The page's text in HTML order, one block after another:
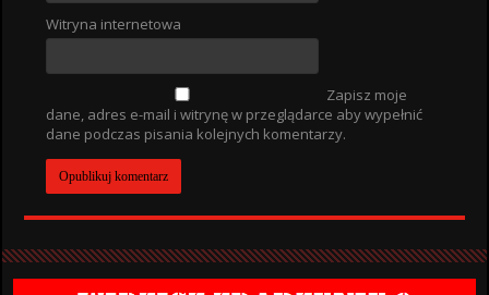
Witryna internetowa
Zapisz moje
dane, adres e-mail i witrynę w przeglądarce aby wypełnić
dane podczas pisania kolejnych komentarzy.